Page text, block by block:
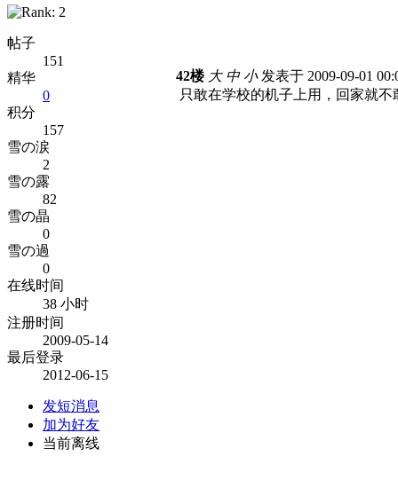
帖子
151
精华
0
积分
157
雪の涙
2
雪の露
82
雪の晶
0
雪の過
0
在线时间
38 小时
注册时间
2009-05-14
最后登录
2012-06-15
发短消息
加为好友
当前离线
42楼 大 中 小发表于 2009-09-01
只敢在学校的机子上用，回家就